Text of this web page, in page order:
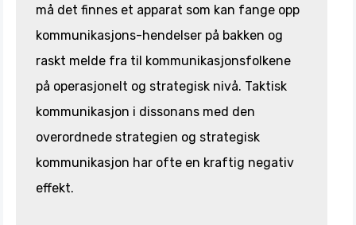
må det finnes et apparat som kan fange opp
kommunikasjons-hendelser på bakken og
raskt melde fra til kommunikasjonsfolkene
på operasjonelt og strategisk nivå. Taktisk
kommunikasjon i dissonans med den
overordnede strategien og strategisk
kommunikasjon har ofte en kraftig negativ
effekt.